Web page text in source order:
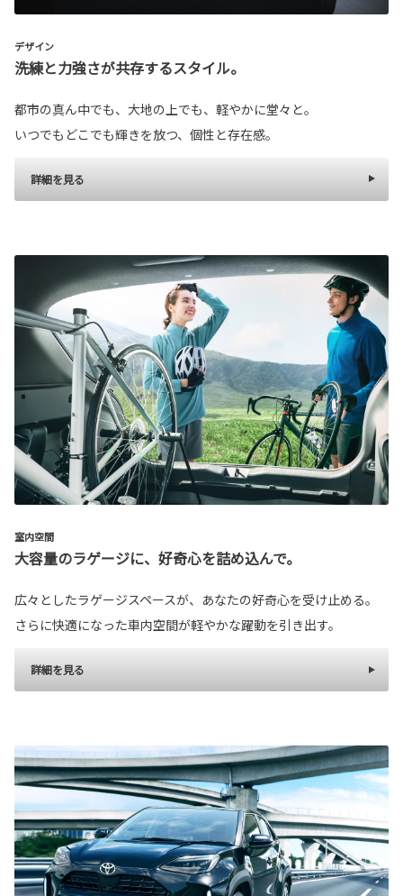
デザイン
洗練と力強さが共存するスタイル。
都市の真ん中でも、大地の上でも、軽やかに堂々と。
いつでもどこでも輝きを放つ、個性と存在感。
詳細を見る
室内空間
大容量のラゲージに、好奇心を詰め込んで。
広々としたラゲージスペースが、あなたの好奇心を受け止める。
さらに快適になった車内空間が軽やかな躍動を引き出す。
詳細を見る